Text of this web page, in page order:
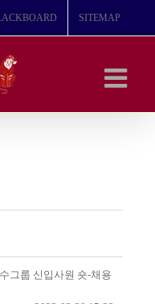
SITEMAP
그룹 신입사원 숏-채용